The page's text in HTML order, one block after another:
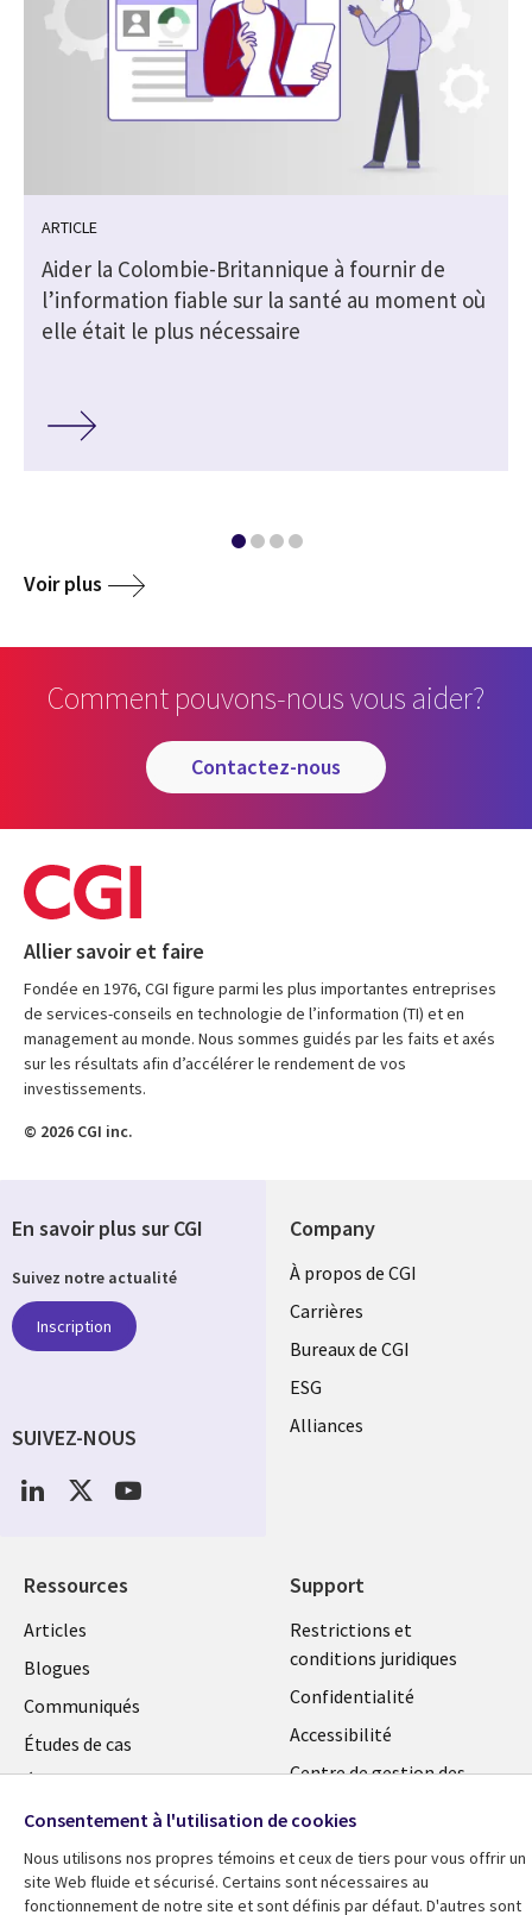
ARTICLE
Aider la Colombie-Britannique à fournir de
l’information fiable sur la santé au moment où
elle était le plus nécessaire
Voir plus
Comment pouvons-nous vous aider?
contactez-nous
Allier savoir et faire
Fondée en 1976, CGI figure parmi les plus importantes entreprises
de services-conseils en technologie de l’information (TI) et en
management au monde. Nous sommes guidés par les faits et axés
sur les résultats afin d’accélérer le rendement de vos
investissements.
© 2026 CGI inc.
Company
Useful
links
CANADA
FR
À propos de CGI
Carrières
Bureaux de CGI
ESG
Alliances
Ressources
Library
Links
CANADA
FR
Articles
Blogues
Communiqués
Études de cas
Événements
Points de vue
En voir plus
Support
Legal
CANADA
FR
Restrictions et
conditions juridiques
Confidentialité
Accessibilité
Centre de gestion des
En savoir plus sur CGI
Suivez notre actualité
Inscription
SUIVEZ-NOUS
Social
Media
Consentement à l'utilisation de cookies
Nous utilisons nos propres témoins et ceux de tiers pour vous offrir un
site Web fluide et sécurisé. Certains sont nécessaires au
fonctionnement de notre site et sont définis par défaut. D'autres sont